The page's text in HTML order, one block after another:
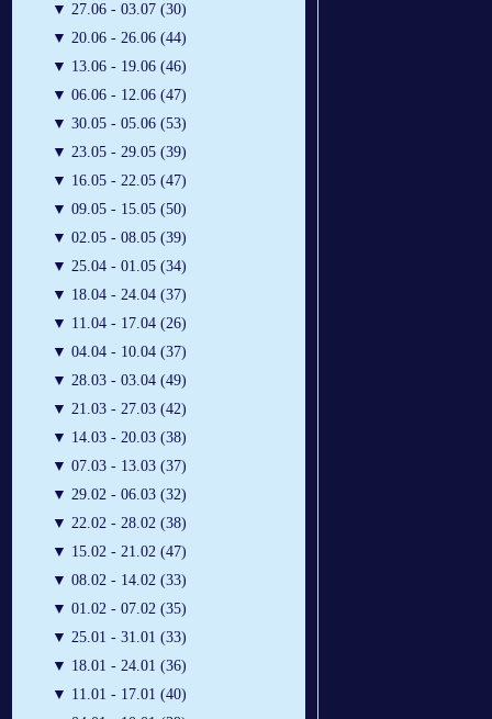
▼ 27.06 - 03.07 (30)
▼ 20.06 - 26.06 (44)
▼ 13.06 - 19.06 (46)
▼ 06.06 - 12.06 (47)
▼ 30.05 - 05.06 (53)
▼ 23.05 - 29.05 (39)
▼ 16.05 - 22.05 (47)
▼ 09.05 - 15.05 (50)
▼ 02.05 - 08.05 (39)
▼ 25.04 - 01.05 (34)
▼ 18.04 - 24.04 (37)
▼ 11.04 - 17.04 (26)
▼ 04.04 - 10.04 (37)
▼ 28.03 - 03.04 (49)
▼ 21.03 - 27.03 (42)
▼ 14.03 - 20.03 (38)
▼ 07.03 - 13.03 (37)
▼ 29.02 - 06.03 (32)
▼ 22.02 - 28.02 (38)
▼ 15.02 - 21.02 (47)
▼ 08.02 - 14.02 (33)
▼ 01.02 - 07.02 (35)
▼ 25.01 - 31.01 (33)
▼ 18.01 - 24.01 (36)
▼ 11.01 - 17.01 (40)